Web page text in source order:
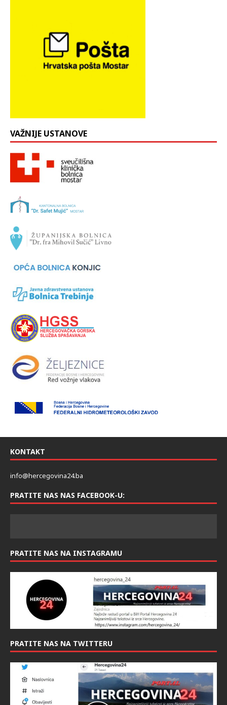
VAŽNIJE USTANOVE
KONTAKT
info@hercegovina24.ba
PRATITE NAS NAS FACEBOOK-U:
PRATITE NAS NA INSTAGRAMU
PRATITE NAS NA TWITTERU